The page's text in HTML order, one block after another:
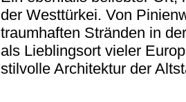
der Westtürkei. Von
traumhaften Stränden in
als Lieblingsort vieler
stilvolle Architektur der